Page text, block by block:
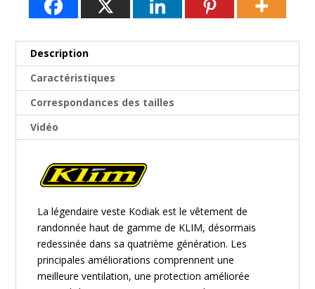
Description
Caractéristiques
Correspondances des tailles
Vidéo
La légendaire veste Kodiak est le vêtement de
randonnée haut de gamme de KLIM, désormais
redessinée dans sa quatrième génération. Les
principales améliorations comprennent une
meilleure ventilation, une protection améliorée